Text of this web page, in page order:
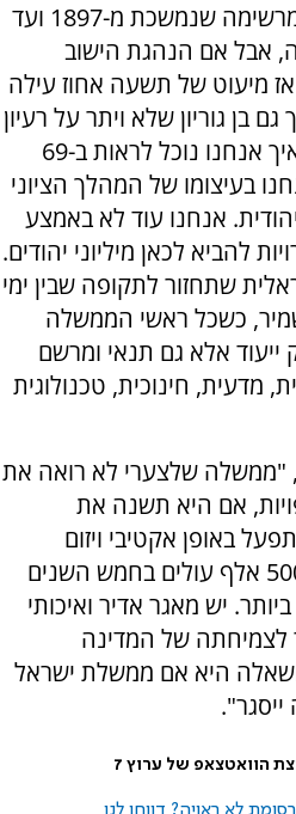
"אני לא טוען שהמגמה המרשימה שנמשכת מ-1897 ועד
אבל אם הנהגת הישוב
מיעוט של תשעה אחוז עילה
גם בן גוריון שלא ויתר על רעיון
הקמת המדינה היהודית, איך אנחנו נוכל לראות ב-69
בעיצומו של המהלך הציוני
אנחנו עוד לא באמצע
להביא לכאן מיליוני יהודים.
שתחזור לתקופה שבין ימי
שמיר, כשכל ראשי הממשלה
ייעוד אלא גם תנאי ומרשם
מדעית, חינוכית, טכנולוגית
"ממשלה שלצערי לא רואה את
אם היא תשנה את
באופן אקטיבי ויזום
להגברת העלייה, עבורה 500 אלף עולים בחמש השנים
יש מאגר אדיר ואיכותי
לצמיחתה של המדינה
היא אם ממשלת ישראל
הוואטצאפ של ערוץ 7